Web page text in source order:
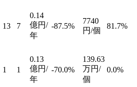
13 7
0.14
億円/
年
-87.5%
7740
円/個
81.7%
1 1
0.13
億円/
年
-70.0%
139.63
万円/
個
0.0%